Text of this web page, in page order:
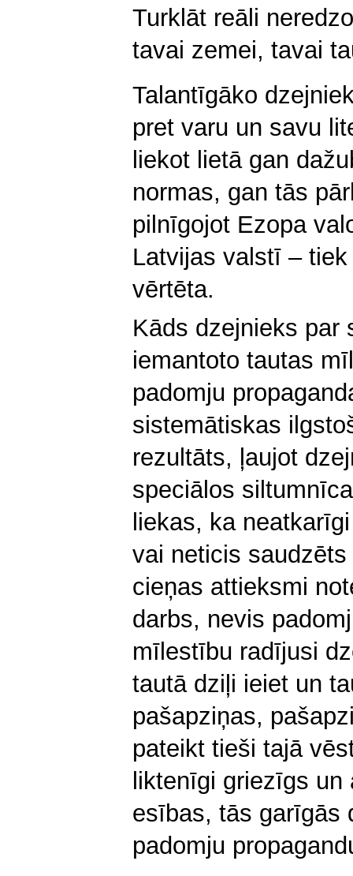
Turklāt reāli
tavai zemei, tavai
Talantīgāko
pret varu un savu
liekot lietā gan
normas, gan tās
pilnīgojot Ezopa
Latvijas valstī –
vērtēta.
Kāds dzejnieks par
iemantoto tautas
padomju
sistemātiskas
rezultāts, ļaujot
speciālos
liekas, ka
vai neticis
cieņas attieksmi
darbs, nevis
mīlestību radījusi
tautā dziļi ieiet un
pašapziņas,
pateikt tieši tajā
liktenīgi griezīgs
esības, tās garīgās
padomju